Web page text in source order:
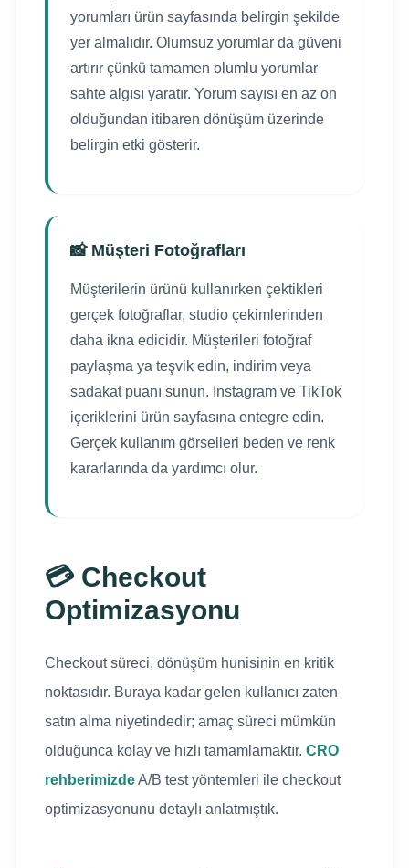
yorumları ürün sayfasında belirgin şekilde
yer almalıdır. Olumsuz yorumlar da güveni
artırır çünkü tamamen olumlu yorumlar
sahte algısı yaratır. Yorum sayısı en az on
olduğundan itibaren dönüşüm üzerinde
belirgin etki gösterir.
📸 Müşteri Fotoğrafları
Müşterilerin ürünü kullanırken çektikleri
gerçek fotoğraflar, studio çekimlerinden
daha ikna edicidir. Müşterileri fotoğraf
paylaşma ya teşvik edin, indirim veya
sadakat puanı sunun. Instagram ve TikTok
içeriklerini ürün sayfasına entegre edin.
Gerçek kullanım görselleri beden ve renk
kararlarında da yardımcı olur.
💳 Checkout
Optimizasyonu
Checkout süreci, dönüşüm hunisinin en kritik
noktasıdır. Buraya kadar gelen kullanıcı zaten
satın alma niyetindedir; amaç süreci mümkün
olduğunca kolay ve hızlı tamamlamaktır. CRO
rehberimizdeA/B test yöntemleri ile checkout
optimizasyonunu detaylı anlatmıştık.